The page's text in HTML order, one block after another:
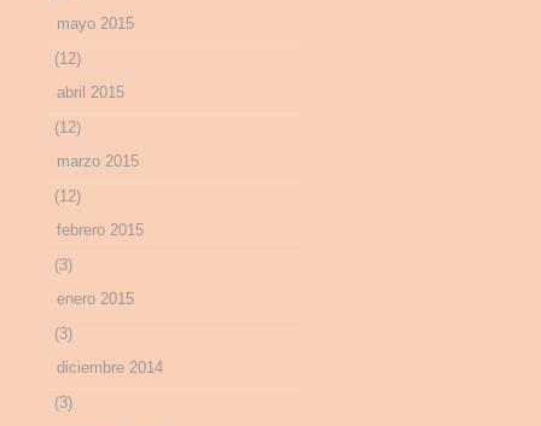
mayo 2015
(12)
abril 2015
(12)
marzo 2015
(12)
febrero 2015
(3)
enero 2015
(3)
diciembre 2014
(3)